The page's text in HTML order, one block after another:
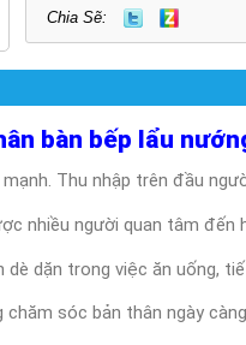
Chia Sẽ:
bàn bếp lẩu
Thu nhập trên đầu
nhiều người quan tâm đến
dặn trong việc ăn uống,
sóc bản thân ngày